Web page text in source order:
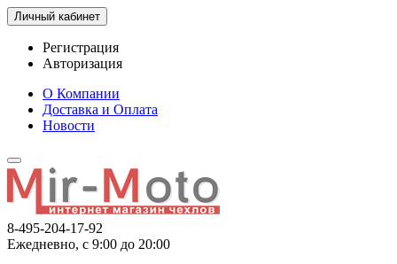
Личный кабинет
Регистрация
Авторизация
О Компании
Доставка и Оплата
Новости
8-495-204-17-92
Ежедневно, с 9:00 до 20:00